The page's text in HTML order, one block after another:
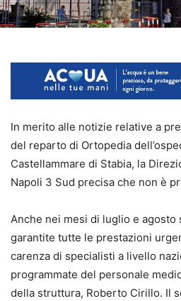
In merito alle notizie relative a
del reparto di Ortopedia
Castellammare di Stabia, la
Napoli 3 Sud precisa che non è
Anche nei mesi di luglio e agosto
garantite tutte le prestazioni
carenza di specialisti a livello
programmate del personale
della struttura, Roberto Cirillo. Il